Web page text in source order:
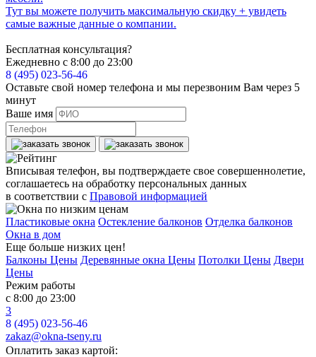
Тут вы можете получить максимальную скидку + увидеть
самые важные данные о компании.
Бесплатная консультация?
Ежедневно с 8:00 до 23:00
8 (495) 023-56-46
Оставьте свой номер телефона и мы перезвоним Вам через 5
минут
Ваше имя
Вписывая телефон, вы подтверждаете свое совершеннолетие,
соглашаетесь на обработку персональных данных
в соответствии с Правовой информацией
Пластиковые окна Остекление балконов Отделка балконов
Окна в дом
Еще больше низких цен!
Балконы Цены Деревянные окна Цены Потолки Цены Двери
Цены
Режим работы
с 8:00 до 23:00
3
8 (495) 023-56-46
zakaz@okna-tseny.ru
Оплатить заказ картой: